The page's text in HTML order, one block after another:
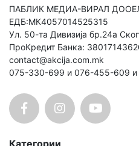
ПАБЛИК МЕДИА-ВИРАЛ ДООЕЛ
ЕДБ:МК4057014525315
Ул. 50-та Дивизија бр.24а
ПроКредит Банка:
contact@akcija.com.mk
075-330-699 и 076-455-609
Категории